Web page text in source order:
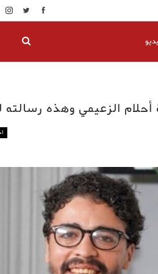
الزعيمي وهذه رسالته